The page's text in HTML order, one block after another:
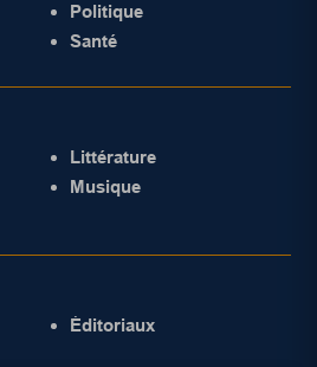
Politique
Santé
Littérature
Musique
Éditoriaux